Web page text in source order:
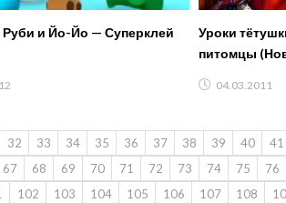
Руби и Йо-Йо — Суперклей
Уроки
питомцы
04.03.2011
32 33 34 35 36 37 38 39 40 41
67 68 69 70 71 72 73 74 75 76
102 103 104 105 106 107 108